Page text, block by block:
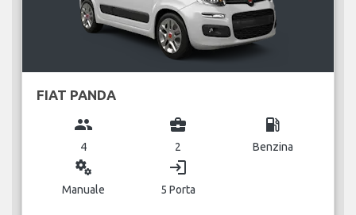
FIAT PANDA
group
4
business_center
2
local_gas_station
Benzina
miscellaneous_services
Manuale
login
5 Porta